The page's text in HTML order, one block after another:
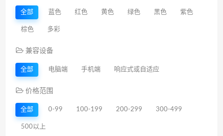
全部 蓝色 红色 黄色 绿色 黑色 紫色
棕色 多彩
兼容设备
全部 电脑端 手机端 响应式或自适应
价格范围
全部 0-99 100-199 200-299 300-499
500以上